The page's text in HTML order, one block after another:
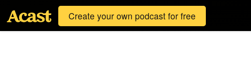
Create your own podcast for free